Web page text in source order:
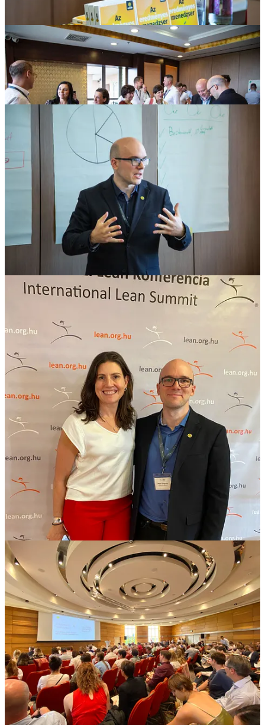
A konferencián nemcsak résztvevőként voltunk jelen: két
szekcióelőadást tartottunk a One On One megbeszélésekről, ahol
több mint 50-en vettek részt különböző KKV-któl és
nagyvállalatoktól. Örülök, hogy több Kör-taggal is találkozhattunk!
A szekcióban társelőadónk volt Szatmáry Gergely, az E.ON egyik
vezetője (Head Of Back Office for Distributon System Operators),
aki egy évtizede használja a One On One megbeszéléseket. Gergő,
köszönjük, hogy megosztottad ezeket a tapasztalatokat a
közönséggel!
A szervezésért gratulálunk Molnár Szabolcsnak, Antal Ágnesnek
Kedves tagjaink: ne hagyjátok ki a LEI rendezvényeit, találkozzunk
itt legközelebb!
BA Bridge Konferencia
A módszertanok lekötöznek vagy megmentenek? Így tudnám
összefoglalni az
in[sprl]által szervezett konferencia kulcskérdését.
Mire jó, ha módszertanok mentén dolgozunk, hogyan válasszunk
módszertant a munkánkhoz, és hogyan kerüljük el, hogy a
módszertanunk rabszolgáivá váljunk?
Kedves ügyfelünk, Gintl-Reszegi Marcsi meghívására keveredtem a
Business Analysteknek szóló rendezvényre – és már az első
előadásban kiderült, hogy jó helyen vagyok. A nyitóelőadásban
ugyanis Marcsi bemutatta, hogy az üzleti elemzés egy
gondolkodásmód, amely az élet egészen különböző területein lesz
számunkra hasznos. (És valóban: sok menedzser tanulhat abból,
ahogyan egy jó business analyst a problémákhoz közelít.)
A nap csúcspontja számomraRékási Evelynelőadása volt, aki egy
módszertani konferencián az emberek fontosságáról beszélt. Ez az
első: az ember. Miután megismered az embereket, utána gondolkozz
módszertanokról.
„A módszertan világítótorony, és nem egy meder” – mondta az
előadásában, és ezt a hasonlatot én is rendszeresen használom majd.
Néhány hónappal ezelőtt ugyanerről beszéltem a Vezetők Vezetője
Mesterkurzuson: az ember az első, a rendszerek másodlagosak.